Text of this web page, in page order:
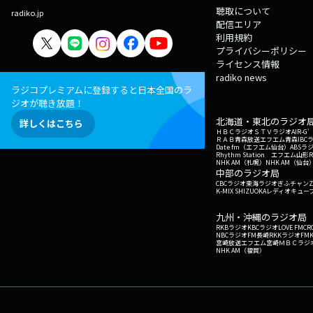
radiko.jp
ラジコプレミアムに登録すると日本全国のラ
ジオが聴き放題！
詳しくはこちら
聴取について
配信エリア
利用規約
プライバシーポリシー
ライセンス情報
radiko news
北海道・東北のラジオ
ＨＢＣラジオＳＴＶラジオAIR-G'
ＲＡＢ青森放送エフエム青森IBC
Date fm（エフエム仙台） ABSラ
Rhythm Station エフエム山形
NHK AM（札幌） NHK AM（仙台
中部のラジオ局
CBCラジオ東海ラジオぎふチャン
K-MIX SHIZUOKAレディオキュー
九州・沖縄のラジオ局
RKBラジオKBCラジオLOVE FM
NBCラジオFM長崎RKKラジオ
宮崎放送エフエム宮崎ＭＢＣラジ
NHK AM（福岡）